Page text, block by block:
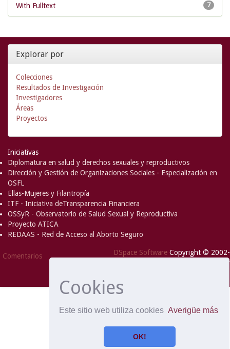
Cookies
Este sitio web utiliza cookies Averigüe más
OK!
7
With Fulltext
Explorar por
Colecciones
Resultados de Investigación
Investigadores
Áreas
Proyectos
Iniciativas
Diplomatura en salud y derechos sexuales y reproductivos
Dirección y Gestión de Organizaciones Sociales - Especialización en
OSFL
Ellas-Mujeres y Filantropía
ITF - Iniciativa deTransparencia Financiera
OSSyR - Observatorio de Salud Sexual y Reproductiva
Proyecto ATICA
REDAAS - Red de Acceso al Aborto Seguro
Comentarios DSpace Software Copyright © 2002-
- Extensión mantenida y